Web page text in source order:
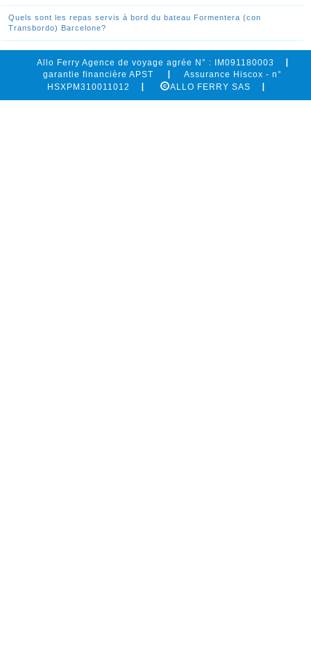
Quels sont les repas servis à bord du bateau Formentera (con
Transbordo) Barcelone?
Allo Ferry Agence de voyage agrée N° : IM091180003
garantie financière APST
Assurance Hiscox - n°
HSXPM310011012
ALLO FERRY SAS